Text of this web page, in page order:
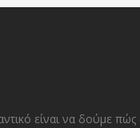
είναι να δούμε πώς